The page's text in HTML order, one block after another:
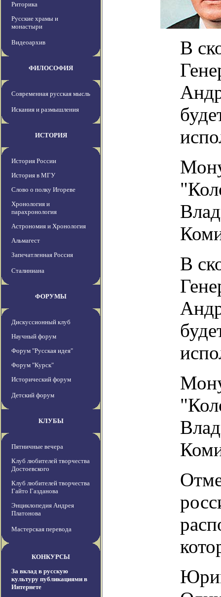
Риторика
Русские храмы и
монастыри
Видеоархив
ФИЛОСОФИЯ
Современная русская мысль
Искания и размышления
ИСТОРИЯ
История России
История в МГУ
Слово о полку Игореве
Хронология и
парахронология
Астрономия и Хронология
Альмагест
Запечатленная Россия
Сталиниана
ФОРУМЫ
Дискуссионный клуб
Научный форум
Форум "Русская идея"
Форум "Курск"
Исторический форум
Детский форум
КЛУБЫ
Пятничные вечера
Клуб любителей творчества
Достоевского
Клуб любителей творчества
Гайто Газданова
Энциклопедия Андрея
Платонова
Мастерская перевода
КОНКУРСЫ
За вклад в русскую
культуру публикациями в
Интернете
В
В